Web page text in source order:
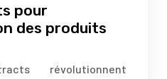
pour
des produits
révolutionnent